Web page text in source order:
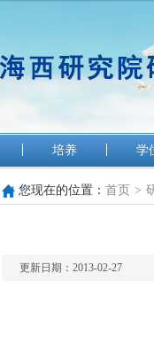
培养 学
您现在的位置： 首页 >
更新日期：2013-02-27